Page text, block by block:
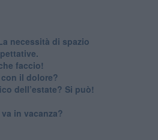
necessità di spazio
faccio!
il dolore?
dell’estate? Si può!
in vacanza?